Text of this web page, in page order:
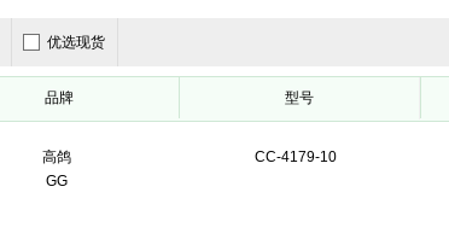
优选现货
品牌 型号
高鸽
GG
CC-4179-10